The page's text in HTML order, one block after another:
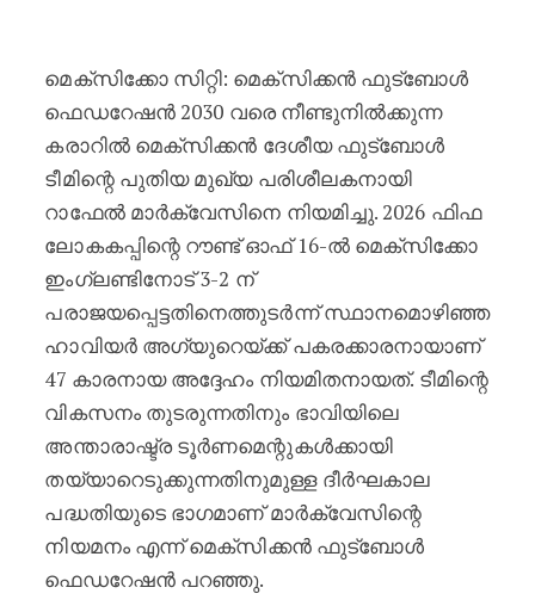
മെക്സിക്കോ സിറ്റി: മെക്സിക്കൻ ഫുട്ബോൾ
ഫെഡറേഷൻ 2030 വരെ നീണ്ടുനിൽക്കുന്ന
കരാറിൽ മെക്സിക്കൻ ദേശീയ ഫുട്ബോൾ
ടീമിന്റെ പുതിയ മുഖ്യ പരിശീലകനായി
റാഫേൽ മാർക്വേസിനെ നിയമിച്ചു. 2026 ഫിഫ
ലോകകപ്പിന്റെ റൗണ്ട് ഓഫ് 16-ൽ മെക്സിക്കോ
ഇംഗ്ലണ്ടിനോട് 3-2 ന്
പരാജയപ്പെട്ടതിനെത്തുടർന്ന് സ്ഥാനമൊഴിഞ്ഞ
ഹാവിയർ അഗ്യുറെയ്ക്ക് പകരക്കാരനായാണ്
47 കാരനായ അദ്ദേഹം നിയമിതനായത്. ടീമിന്റെ
വികസനം തുടരുന്നതിനും ഭാവിയിലെ
അന്താരാഷ്ട്ര ടൂർണമെന്റുകൾക്കായി
തയ്യാറെടുക്കുന്നതിനുമുള്ള ദീർഘകാല
പദ്ധതിയുടെ ഭാഗമാണ് മാർക്വേസിന്റെ
നിയമനം എന്ന് മെക്സിക്കൻ ഫുട്ബോൾ
ഫെഡറേഷൻ പറഞ്ഞു.